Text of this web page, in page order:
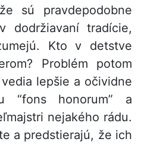
sú pravdepodobne
dodržiavaní tradície,
Kto v detstve
Problém potom
lepšie a očividne
“fons honorum” a
nejakého rádu.
a predstierajú, že ich